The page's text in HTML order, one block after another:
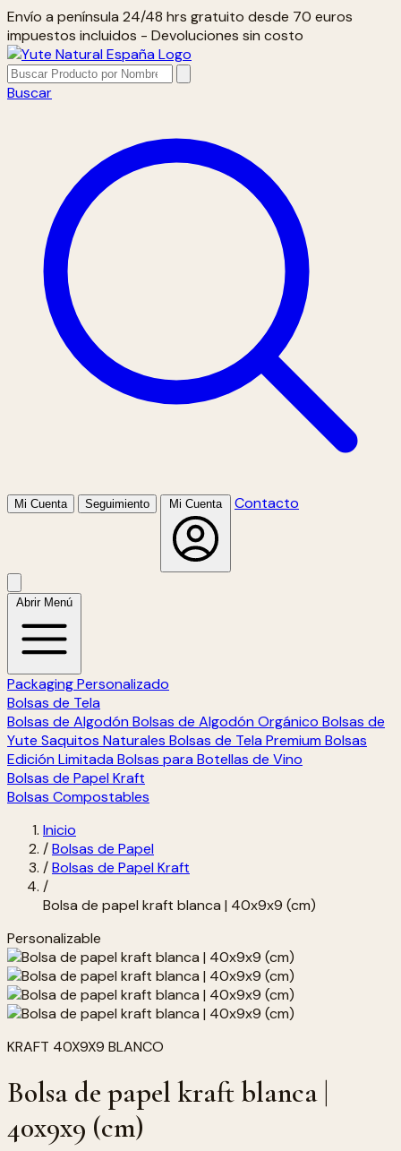
Envío a península 24/48 hrs gratuito desde 70 euros
impuestos incluidos - Devoluciones sin costo
Buscar
Mi Cuenta Seguimiento Mi Cuenta Contacto
Abrir Menú
Packaging Personalizado
Bolsas de Tela
Bolsas de Algodón Bolsas de Algodón Orgánico Bolsas de
Yute Saquitos Naturales Bolsas de Tela Premium Bolsas
Edición Limitada Bolsas para Botellas de Vino
Bolsas de Papel Kraft
Bolsas Compostables
Inicio
/Bolsas de Papel
/Bolsas de Papel Kraft
/
Bolsa de papel kraft blanca | 40x9x9 (cm)
Personalizable
KRAFT 40X9X9 BLANCO
Bolsa de papel kraft blanca |
40x9x9 (cm)